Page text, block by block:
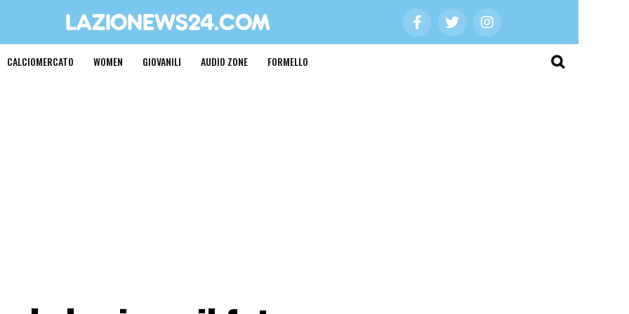
CALCIOMERCATO WOMEN GIOVANILI AUDIO ZONE FORMELLO